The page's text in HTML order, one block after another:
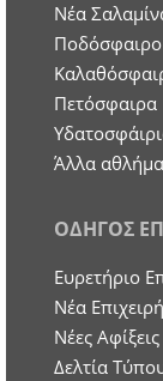
Νέα
Ποδόσφαιρο
Πετόσφαιρα
Άλλα
ΟΔΗΓΟΣ
Ευρετήριο
Nέα
Νέες Αφίξεις
Δελτία